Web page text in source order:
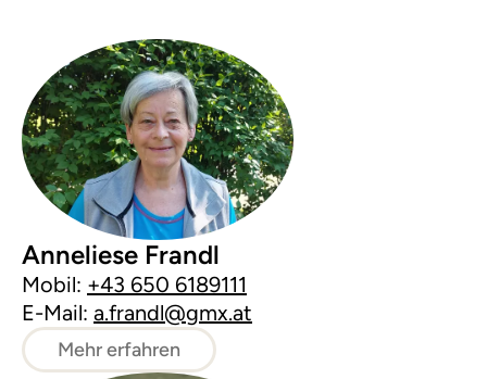
Anneliese Frandl
Mobil: +43 650 6189111
E-Mail: a.frandl@gmx.at
Mehr erfahren